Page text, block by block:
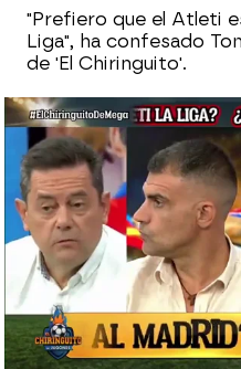
"Prefiero que el Atleti
Liga", ha confesado
de 'El Chiringuito'.
El Chiringuito
Publicado: 27 de